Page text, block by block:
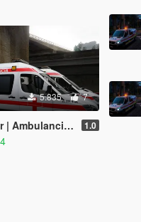
5.835 7
Cruz Roja 1.0